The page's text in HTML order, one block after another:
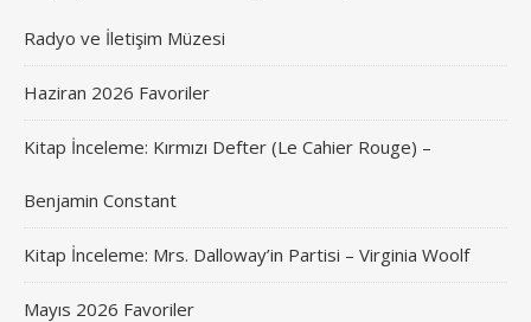
Radyo ve İletişim Müzesi
Haziran 2026 Favoriler
Kitap İnceleme: Kırmızı Defter (Le Cahier Rouge) –
Benjamin Constant
Kitap İnceleme: Mrs. Dalloway’in Partisi – Virginia Woolf
Mayıs 2026 Favoriler